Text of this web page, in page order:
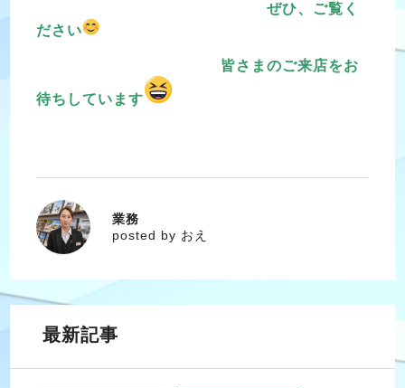
ぜひ、ご覧く
ださい
皆さまのご来店をお
待ちしています
おえ
業務
posted by おえ
最新記事